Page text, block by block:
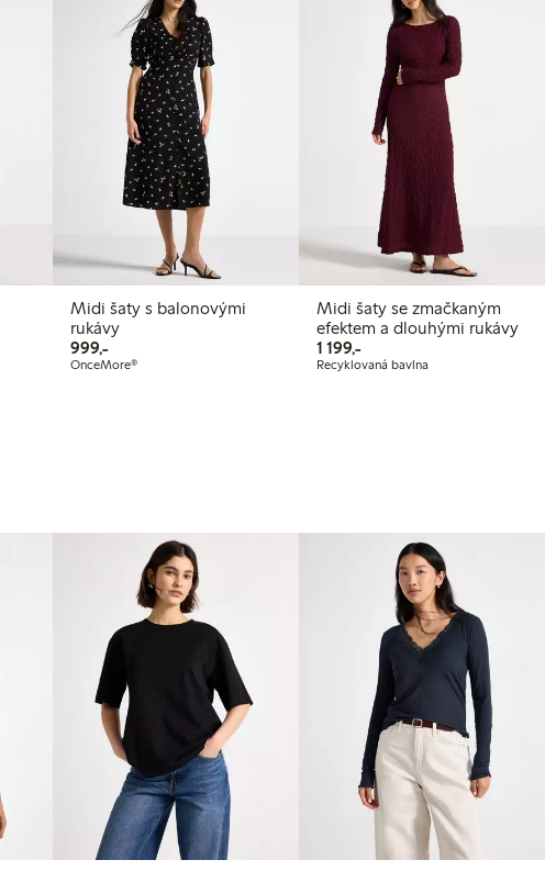
Midi šaty s balonovými
rukávy
999,-999,00 Kč
OnceMore®
Midi šaty se zmačkaným
efektem a dlouhými rukávy
1 199,-1 199,00 Kč
Recyklovaná bavlna